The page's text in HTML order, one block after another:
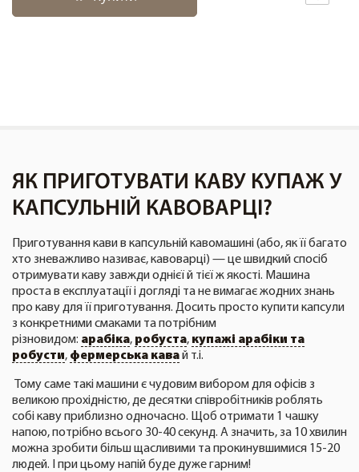
ЯК ПРИГОТУВАТИ КАВУ КУПАЖ У
КАПСУЛЬНІЙ КАВОВАРЦІ?
Приготування кави в капсульній кавомашині (або, як її багато
хто зневажливо називає, кавоварці) — це швидкий спосіб
отримувати каву завжди однієї й тієї ж якості. Машина
проста в експлуатації і догляді та не вимагає жодних знань
про каву для її приготування. Досить просто купити капсули
з конкретними смаками та потрібним
різновидом: арабіка, робуста, купажі арабіки та
робусти, фермерська кавай т.і.
Тому саме такі машини є чудовим вибором для офісів з
великою прохідністю, де десятки співробітників роблять
собі каву приблизно одночасно. Щоб отримати 1 чашку
напою, потрібно всього 30-40 секунд. А значить, за 10 хвилин
можна зробити більш щасливими та прокинувшимися 15-20
людей. І при цьому напій буде дуже гарним!